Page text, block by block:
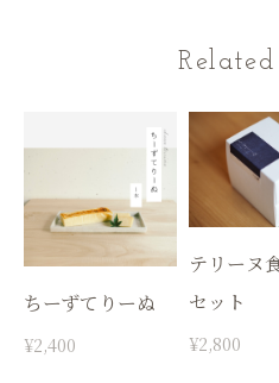
ちーずてりーぬ
¥2,400
テリーヌ
セット
¥2,800